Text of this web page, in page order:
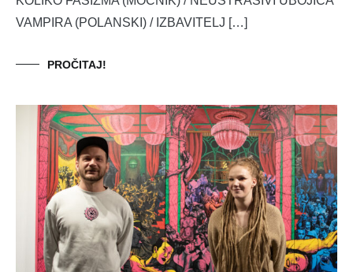
VAMPIRA (POLANSKI) / IZBAVITELJ […]
PROČITAJ!